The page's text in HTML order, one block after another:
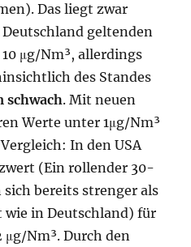
Das liegt zwar
geltenden
μg/Nm³, allerdings
des Standes
schwach. Mit neuen
Werte unter 1μg/Nm³
In den USA
(Ein rollender 30-
bereits strenger als
wie in Deutschland) für
Nm³. Durch den